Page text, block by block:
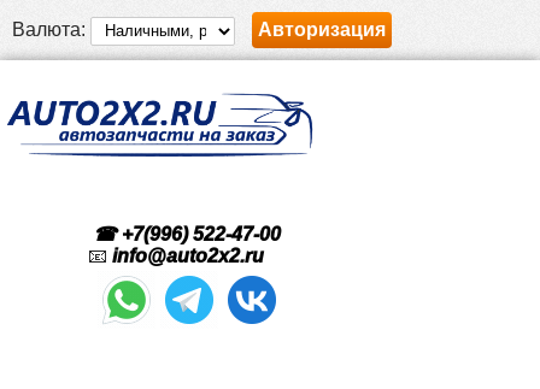
Валюта: Авторизация
☎ +7(996) 522-47-00
📧 info@auto2x2.ru